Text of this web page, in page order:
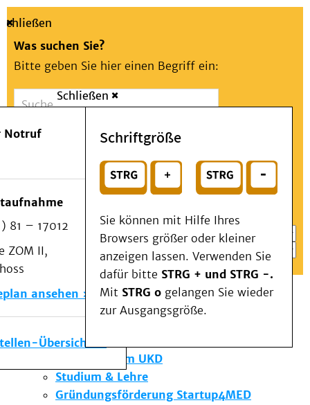
Suche
Schließen
Was suchen Sie?
Bitte geben Sie hier einen Begriff ein:
Suchen
oder
Wählen Sie ein Thema für Ihren Schnelleinstieg
Notfall
Schließen
Notruf
81 – 17012
ZOM II,
ansehen
Übersicht
Schriftgröße
Sie können mit Hilfe Ihres
Browsers größer oder kleiner
anzeigen lassen. Verwenden Sie
dafür bitte STRG + und STRG -.
Mit STRG o gelangen Sie wieder
zur Ausgangsgröße.
Menü
Patienten & Besucher
Kliniken/Institute/Zentren
Als Patient am UKD
Beratung und Unterstützung
Veranstaltungen
Kommunikation im Medizinwesen (KIM)
Notfall
Forschung & Lehre
Die Institute des UKD
Forschung am UKD
Studium & Lehre
Gründungsförderung Startup4MED